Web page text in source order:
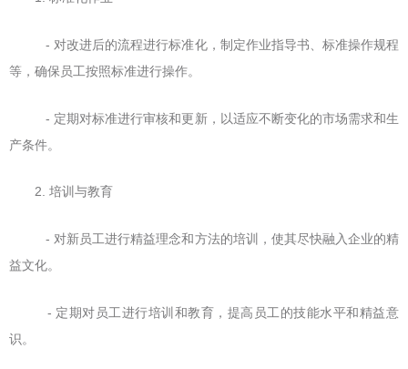
- 对改进后的流程进行标准化，制定作业指导书、标准操作规程
等，确保员工按照标准进行操作。
- 定期对标准进行审核和更新，以适应不断变化的市场需求和生
产条件。
2. 培训与教育
- 对新员工进行精益理念和方法的培训，使其尽快融入企业的精
益文化。
- 定期对员工进行培训和教育，提高员工的技能水平和精益意
识。